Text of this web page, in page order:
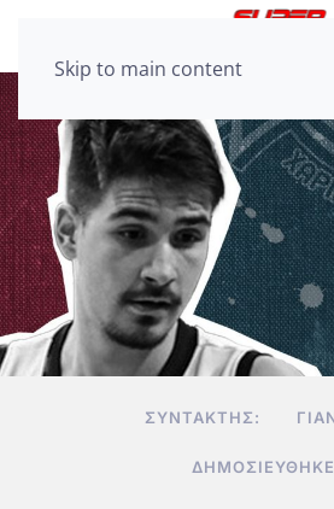
Skip to main content
ΣΥΝΤΆΚΤΗΣ: